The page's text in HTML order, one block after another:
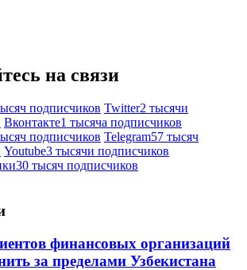
на связи
подписчиков Twitter2 тысячи
Вконтакте1 тысяча подписчиков
подписчиков Telegram57 тысяч
Youtube3 тысячи подписчиков
30 тысяч подписчиков
финансовых организаций
за пределами Узбекистана